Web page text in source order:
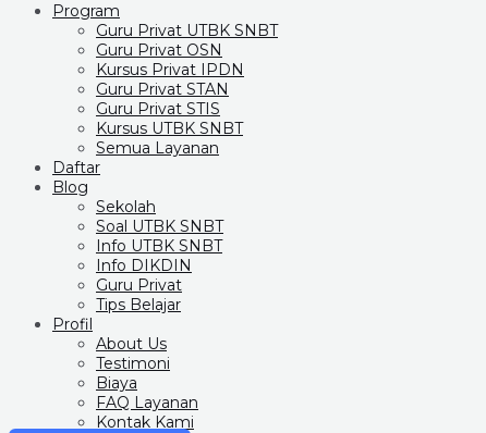
Program
Guru Privat UTBK SNBT
Guru Privat OSN
Kursus Privat IPDN
Guru Privat STAN
Guru Privat STIS
Kursus UTBK SNBT
Semua Layanan
Daftar
Blog
Sekolah
Soal UTBK SNBT
Info UTBK SNBT
Info DIKDIN
Guru Privat
Tips Belajar
Profil
About Us
Testimoni
Biaya
FAQ Layanan
Kontak Kami